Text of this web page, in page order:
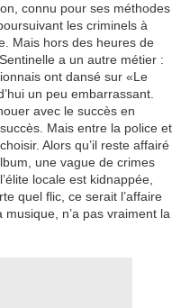
connu pour ses méthodes
les criminels à
Mais hors des heures de
a un autre métier :
ont dansé sur «Le
un peu embarrassant.
avec le succès en
Mais entre la police et
Alors qu’il reste affairé
une vague de crimes
locale est kidnappée,
quel flic, ce serait l’affaire
n’a pas vraiment la